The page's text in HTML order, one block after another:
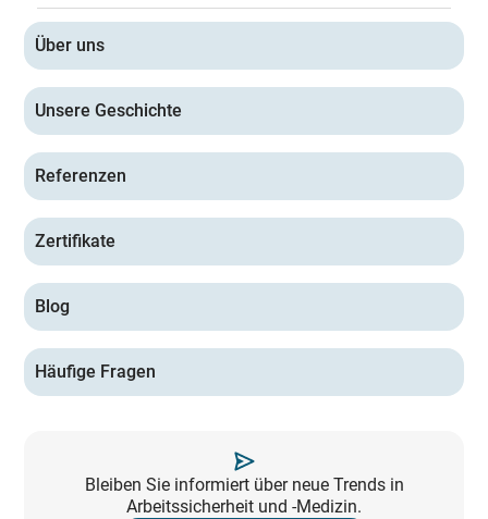
Über uns
Unsere Geschichte
Referenzen
Zertifikate
Blog
Häufige Fragen
Bleiben Sie informiert über neue Trends in
Arbeitssicherheit und -Medizin.